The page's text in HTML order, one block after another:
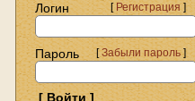
Логин
[Регистрация]
Пароль [Забыли пароль]